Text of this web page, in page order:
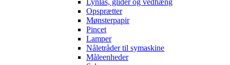
Lynlås, glider og vedhæng
Opsprætter
Mønsterpapir
Pincet
Lamper
Nåletråder til symaskine
Måleenheder